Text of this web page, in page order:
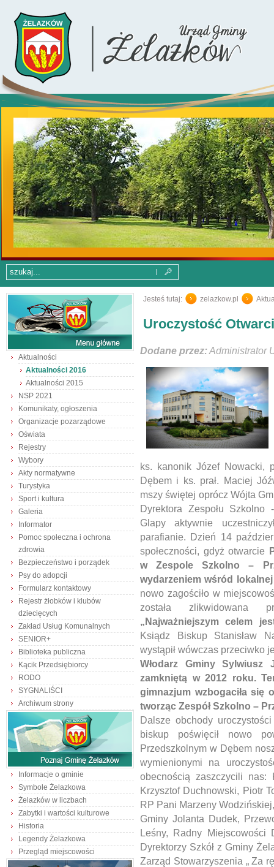
Aktualności
Aktualności 2016
Aktualności 2015
NSP 2021
Komunikaty, ogłoszenia
Organizacje pozarządowe
Oświata
Rejestry
Wybory
Akty normatywne
Turystyka
Sport i kultura
Galeria
Informator
Pomoc społeczna i ochrona
zdrowia
Bezpieczeństwo i porządek
Psy do adopcji
Formularz kontaktowy
Rejestr żłobków i klubów
dziecięcych
Zakład Usług Komunalnych
SENIOR+
Biblioteka publiczna
Kącik Przedsiębiorcy
RODO
SYGNALIŚCI
Archiwum strony
Informacje o gminie
Symbole Żelazkowa
Żelazków w liczbach
Zabytki i wartości kulturowe
Historia
Legendy Żelazkowa
Przegląd miejscowości
Jesteś tutaj: zelazkow.pl
Uroczystość
Dodane przez:Administrator
ks. kanonik Józef Nowacki,
Dębem i ks. prał. Maciej
mszy świętej oprócz Wójta
Dyrektora Zespołu
Glapy aktywnie
parafianie. Dzień 14
społeczności, gdyż otwarcie
w Zespole Szkolno –
wydarzeniem wśród
nowo zagościło w
została zlikwidowana
„Najważniejszym celem
Ksiądz Biskup Stanisław
wystąpił wówczas przeciwko
Włodarz Gminy Sylwiusz
zamkniętą w 2012 roku.
gimnazjum wzbogaciła się
tworząc Zespół Szkolno –
Dalsze obchody
biskup poświęcił nowo
Przedszkolnym w Dębem
wymienionymi na
obecnością zaszczycili nas:
Krzysztof Duchnowski, Piotr
RP Pani Marzeny
Gminy Jolanta Dudek,
Leśny, Radny Miejscowości
Dyrektorzy Szkół z Gminy
Zarząd Stowarzyszenia „ Za